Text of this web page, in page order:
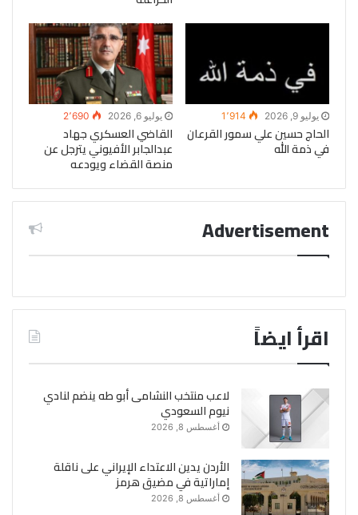
يوليو 9, 2026 1٬914
الحاج حسين علي سمور القرعان
في ذمة الله
يوليو 6, 2026 2٬690
القاضي العسكري جهاد
عبدالجابر الأفيوني يترجل عن
منصة القضاء ويودعه
Advertisement
اقرأ ايضاً
لاعب منتخب النشامى أبو طه ينضم لنادي
نيوم السعودي
أغسطس 8, 2026
الأردن يدين الاعتداء الإيراني على ناقلة
إماراتية في مضيق هرمز
أغسطس 8, 2026